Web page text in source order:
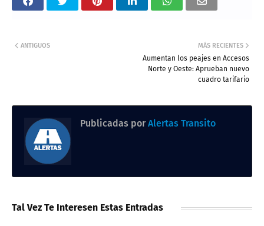
MÁS RECIENTES
Aumentan los peajes en Accesos
Norte y Oeste: Aprueban nuevo
cuadro tarifario
ANTIGUOS
Publicadas por Alertas Transito
Tal Vez Te Interesen Estas Entradas